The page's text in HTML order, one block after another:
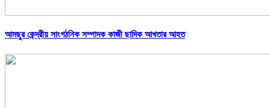
আমছুর কেন্দ্রীয় সাংগঠনিক সম্পাদক কাজী ছাদিক আখতার আহত